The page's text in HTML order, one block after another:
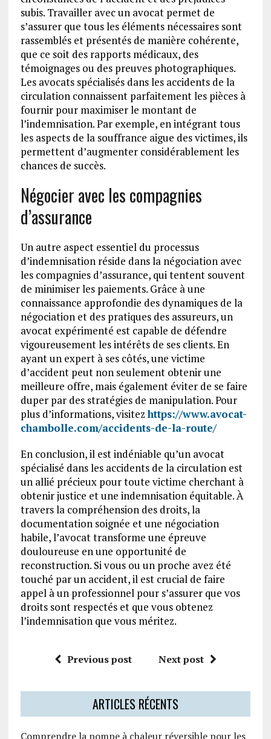
subis. Travailler avec un avocat permet de
s’assurer que tous les éléments nécessaires sont
rassemblés et présentés de manière cohérente,
que ce soit des rapports médicaux, des
témoignages ou des preuves photographiques.
Les avocats spécialisés dans les accidents de la
circulation connaissent parfaitement les pièces à
fournir pour maximiser le montant de
l’indemnisation. Par exemple, en intégrant tous
les aspects de la souffrance aigue des victimes, ils
permettent d’augmenter considérablement les
chances de succès.
Négocier avec les compagnies
d’assurance
Un autre aspect essentiel du processus
d’indemnisation réside dans la négociation avec
les compagnies d’assurance, qui tentent souvent
de minimiser les paiements. Grâce à une
connaissance approfondie des dynamiques de la
négociation et des pratiques des assureurs, un
avocat expérimenté est capable de défendre
vigoureusement les intérêts de ses clients. En
ayant un expert à ses côtés, une victime
d’accident peut non seulement obtenir une
meilleure offre, mais également éviter de se faire
duper par des stratégies de manipulation. Pour
plus d’informations, visitezhttps://www.avocat-
chambolle.com/accidents-de-la-route/
En conclusion, il est indéniable qu’un avocat
spécialisé dans les accidents de la circulation est
un allié précieux pour toute victime cherchant à
obtenir justice et une indemnisation équitable. À
travers la compréhension des droits, la
documentation soignée et une négociation
habile, l’avocat transforme une épreuve
douloureuse en une opportunité de
reconstruction. Si vous ou un proche avez été
touché par un accident, il est crucial de faire
appel à un professionnel pour s’assurer que vos
droits sont respectés et que vous obtenez
l’indemnisation que vous méritez.
Previous post Next post
ARTICLES RÉCENTS
Comprendre la pompe à chaleur réversible pour les